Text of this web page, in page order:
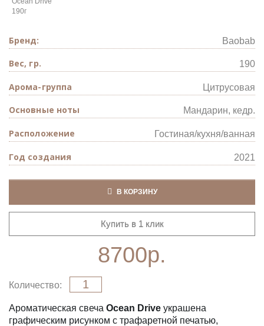
Бренд: Baobab
Вес, гр. 190
Арома-группа Цитрусовая
Основные ноты Мандарин, кедр.
Расположение Гостиная/кухня/ванная
Год создания 2021
В КОРЗИНУ
Купить в 1 клик
8700р.
Количество
Ароматическая свеча Ocean Drive украшена
графическим рисунком с трафаретной печатью,